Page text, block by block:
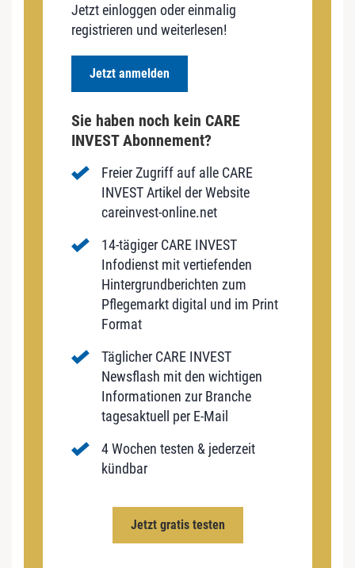
Jetzt einloggen oder einmalig
registrieren und weiterlesen!
Jetzt anmelden
Sie haben noch kein CARE
INVEST Abonnement?
Freier Zugriff auf alle CARE
INVEST Artikel der Website
careinvest-online.net
14-tägiger CARE INVEST
Infodienst mit vertiefenden
Hintergrundberichten zum
Pflegemarkt digital und im Print
Format
Täglicher CARE INVEST
Newsflash mit den wichtigen
Informationen zur Branche
tagesaktuell per E-Mail
4 Wochen testen & jederzeit
kündbar
Jetzt gratis testen